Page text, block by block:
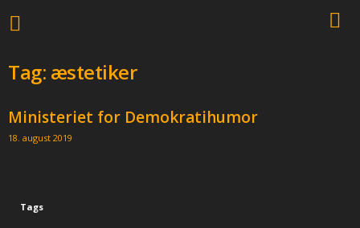
Tag: æstetiker
Ministeriet for Demokratihumor
18. august 2019
Tags